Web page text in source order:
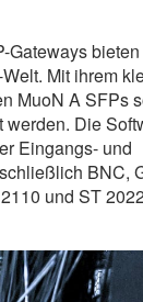
Mit ihrem
MuoN A SFPs
Die
Eingangs- und
BNC,
und ST